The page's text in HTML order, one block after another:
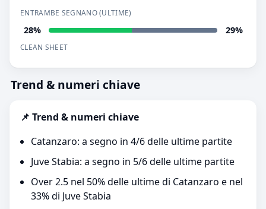
ENTRAMBE SEGNANO (ULTIME)
28% 29%
CLEAN SHEET
Trend & numeri chiave
📌 Trend & numeri chiave
Catanzaro: a segno in 4/6 delle ultime partite
Juve Stabia: a segno in 5/6 delle ultime partite
Over 2.5 nel 50% delle ultime di Catanzaro e nel
33% di Juve Stabia